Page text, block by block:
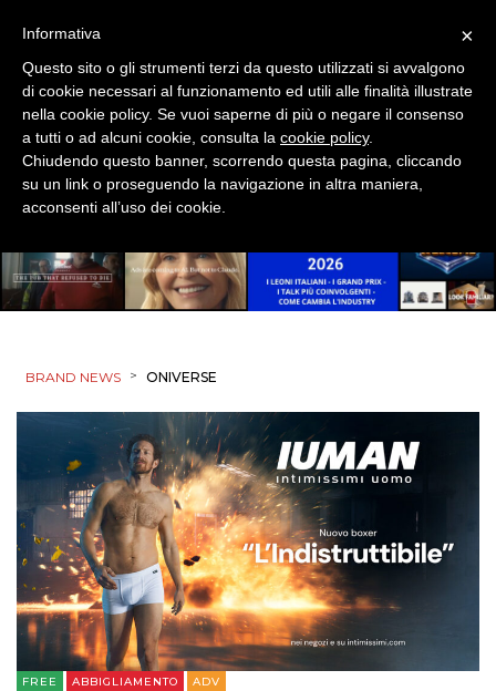
PUNTI VENDITA
CSR
STRATEGIE
CINEMA
ESTERNA
RADIO / AUDIO
TV
BRAND NEWS > ONIVERSE
FREE ABBIGLIAMENTO ADV
×
Informativa
Questo sito o gli strumenti terzi da questo utilizzati si avvalgono
di cookie necessari al funzionamento ed utili alle finalità illustrate
nella cookie policy. Se vuoi saperne di più o negare il consenso
a tutti o ad alcuni cookie, consulta la cookie policy.
Chiudendo questo banner, scorrendo questa pagina, cliccando
su un link o proseguendo la navigazione in altra maniera,
acconsenti all’uso dei cookie.